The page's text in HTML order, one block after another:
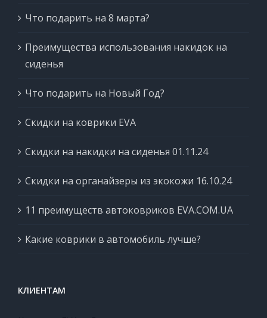
Что подарить на 8 марта?
Преимущества использования накидок на
сиденья
Что подарить на Новый Год?
Скидки на коврики EVA
Скидки на накидки на сиденья 01.11.24
Скидки на органайзеры из экокожи 16.10.24
11 преимуществ автоковриков EVA.COM.UA
Какие коврики в автомобиль лучше?
КЛИЕНТАМ